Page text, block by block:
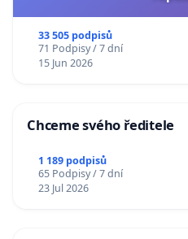
33 505 podpisů
71 Podpisy / 7 dní
15 Jun 2026
Chceme svého ředitele
1 189 podpisů
65 Podpisy / 7 dní
23 Jul 2026